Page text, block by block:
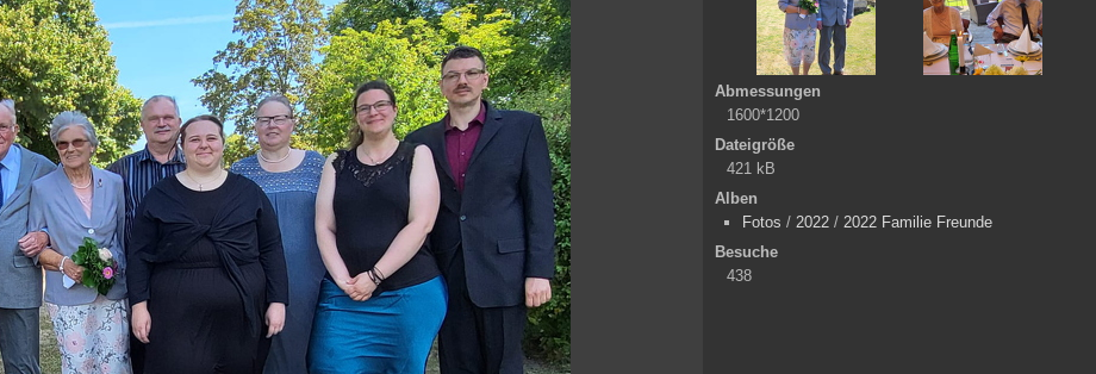
Abmessungen
1600*1200
Dateigröße
421 kB
Alben
Fotos / 2022 / 2022 Familie Freunde
Besuche
438